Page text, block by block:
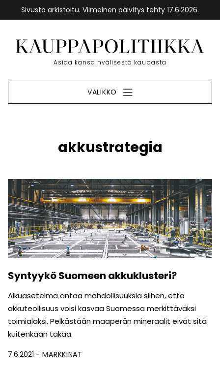
Sivusto arkistoitu. Viimeinen päivitys tehty 17.6.2026.
sisältöön
Etusivu
Asiaa kansainvälisestä kaupasta
VALIKKO
akkustrategia
Syntyykö Suomeen akkuklusteri?
Alkuasetelma antaa mahdollisuuksia siihen, että
akkuteollisuus voisi kasvaa Suomessa merkittäväksi
toimialaksi. Pelkästään maaperän mineraalit eivät sitä
kuitenkaan takaa.
7.6.2021 MARKKINAT